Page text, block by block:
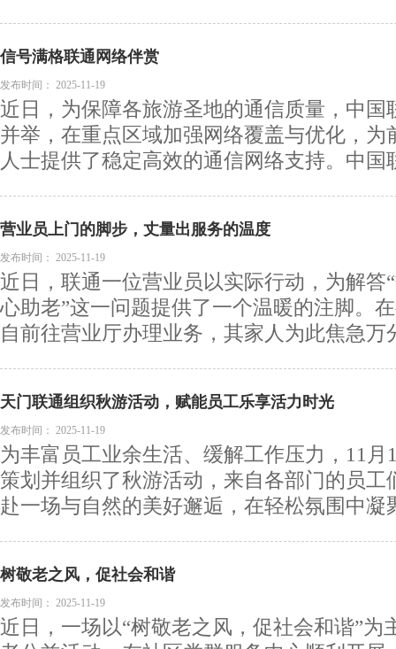
信号满格联通网络伴赏
发布时间： 2025-11-19
近日，为保障各旅游圣地的通信质量，中国
并举，在重点区域加强网络覆盖与优化，为
人士提供了稳定高效的通信网络支持。中国
营业员上门的脚步，丈量出服务的温度
发布时间： 2025-11-19
近日，联通一位营业员以实际行动，为解答
心助老”这一问题提供了一个温暖的注脚。
自前往营业厅办理业务，其家人为此焦急万
天门联通组织秋游活动，赋能员工乐享活力时光
发布时间： 2025-11-19
为丰富员工业余生活、缓解工作压力，11月
策划并组织了秋游活动，来自各部门的员工
赴一场与自然的美好邂逅，在轻松氛围中凝
树敬老之风，促社会和谐
发布时间： 2025-11-19
近日，一场以“树敬老之风，促社会和谐”为